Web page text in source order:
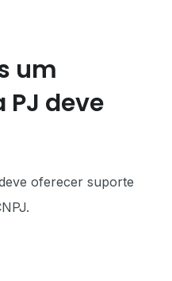
um
deve
oferecer suporte